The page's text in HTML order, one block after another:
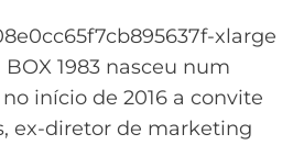
1983 nasceu num
início de 2016 a convite
ex-diretor de marketing